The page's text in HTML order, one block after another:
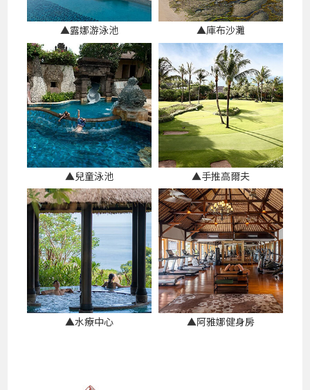
▲露娜游泳池 ▲庫布沙灘
▲兒童泳池 ▲手推高爾夫
▲水療中心 ▲阿雅娜健身房